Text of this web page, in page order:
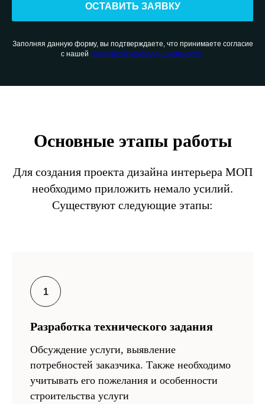
ОСТАВИТЬ ЗАЯВКУ
Заполняя данную форму, вы подтверждаете, что принимаете согласие
с нашей Политикой конфиденциальности.
Основные этапы работы
Для создания проекта дизайна интерьера МОП
необходимо приложить немало усилий.
Существуют следующие этапы:
Разработка технического задания
Обсуждение услуги, выявление
потребностей заказчика. Также необходимо
учитывать его пожелания и особенности
строительства услуги